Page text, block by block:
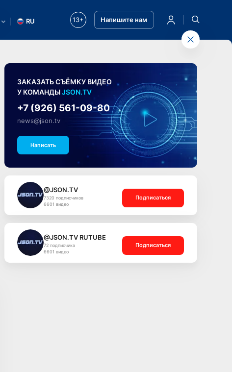
RU 13+ Напишите нам
ЗАКАЗАТЬ СЪЁМКУ ВИДЕО
У КОМАНДЫJSON.TV
+7 (926) 561-09-80
news@json.tv
Написать
@JSON.TV
7320 подписчиков
6601 видео
Подписаться
@JSON.TV RUTUBE
72 подписчика
6601 видео
Подписаться